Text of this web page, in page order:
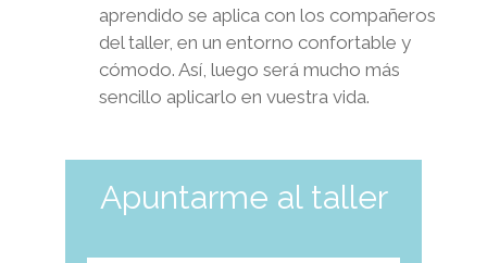
aprendido se aplica con los compañeros
del taller, en un entorno confortable y
cómodo. Así, luego será mucho más
sencillo aplicarlo en vuestra vida.
Apuntarme al taller